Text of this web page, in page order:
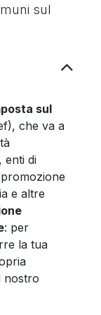
sul
sul
che va a
enti di
e altre
: per
la tua
nostro